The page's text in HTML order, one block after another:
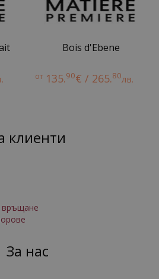
Bois d'Ebene
от 135.90€ / 265.80лв.
клиенти
връщане
За нас